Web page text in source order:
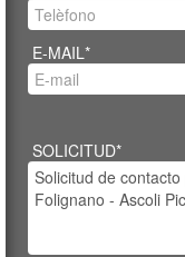
E-MAIL*
SOLICITUD*